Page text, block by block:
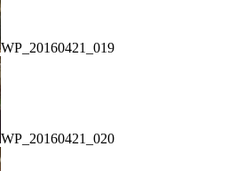
WP_20160421_019
WP_20160421_020